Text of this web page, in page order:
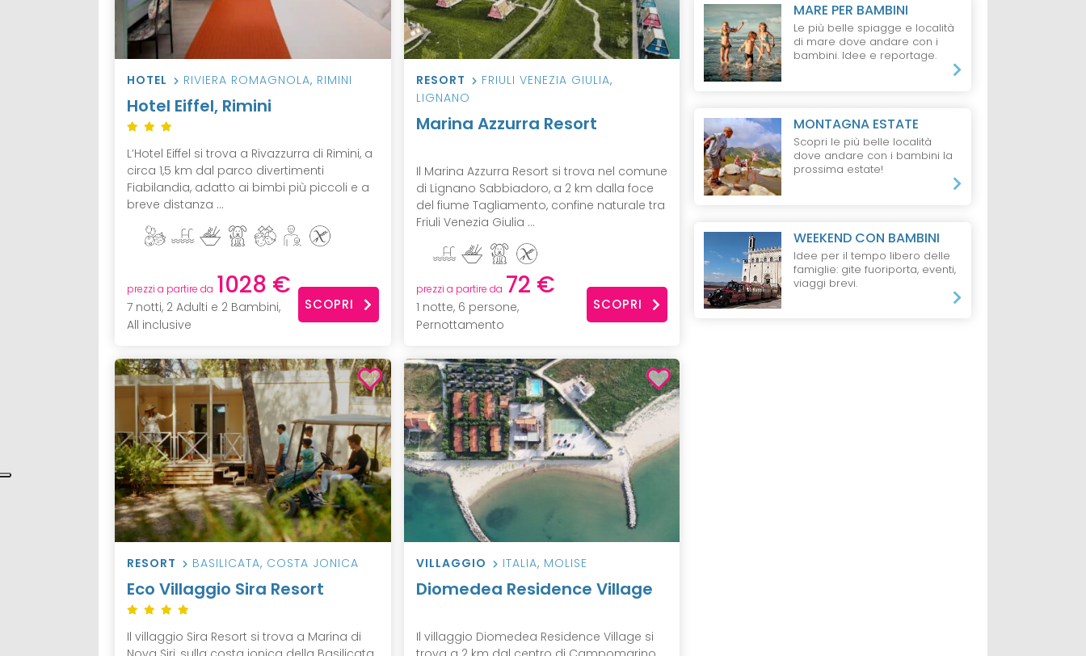
HOTEL RIVIERA ROMAGNOLA, RIMINI
Hotel Eiffel, Rimini
L’Hotel Eiffel si trova a Rivazzurra di Rimini, a
circa 1,5 km dal parco divertimenti
Fiabilandia, adatto ai bimbi più piccoli e a
breve distanza ...
prezzi a partire da 1028 €
7 notti, 2 Adulti e 2 Bambini,
All inclusive
SCOPRI
RESORT FRIULI VENEZIA GIULIA,
LIGNANO
Marina Azzurra Resort
Il Marina Azzurra Resort si trova nel comune
di Lignano Sabbiadoro, a 2 km dalla foce
del fiume Tagliamento, confine naturale tra
Friuli Venezia Giulia ...
prezzi a partire da 72 €
1 notte, 6 persone,
Pernottamento
SCOPRI
RESORT BASILICATA, COSTA JONICA
Eco Villaggio Sira Resort
Il villaggio Sira Resort si trova a Marina di
VILLAGGIO ITALIA, MOLISE
Diomedea Residence Village
Il villaggio Diomedea Residence Village si
MARE PER BAMBINI
Le più belle spiagge e località
di mare dove andare con i
bambini. Idee e reportage.
MONTAGNA ESTATE
Scopri le più belle località
dove andare con i bambini la
prossima estate!
WEEKEND CON BAMBINI
Idee per il tempo libero delle
famiglie: gite fuoriporta, eventi,
viaggi brevi.